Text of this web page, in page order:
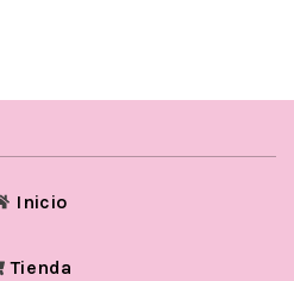
Inicio
Tienda